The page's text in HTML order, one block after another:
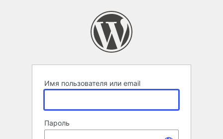
Имя пользователя или email
Пароль